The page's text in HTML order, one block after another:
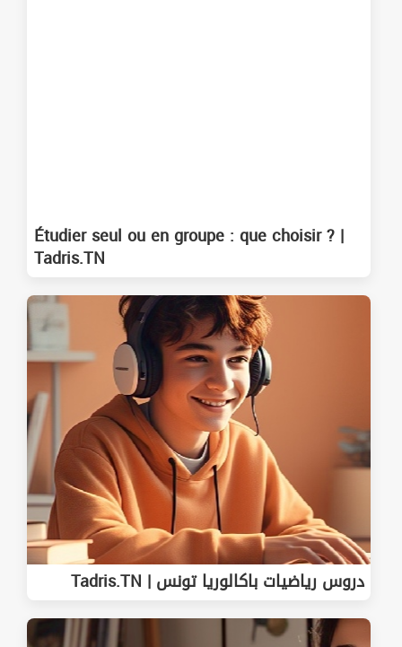
Étudier seul ou en groupe : que choisir ? |
Tadris.TN
دروس رياضيات باكالوريا تونس | Tadris.TN